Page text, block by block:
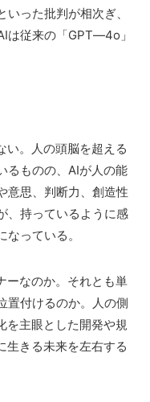
った批判が相次ぎ、
は従来の「GPT―4o 」
い。人の頭脳を超える
るものの、 AIが人の能
意思、判断力、創造性
、持っているように感
っている。
ーなのか。それとも単
置付けるのか。人の側
を主眼とした開発や規
生きる未来を左右する